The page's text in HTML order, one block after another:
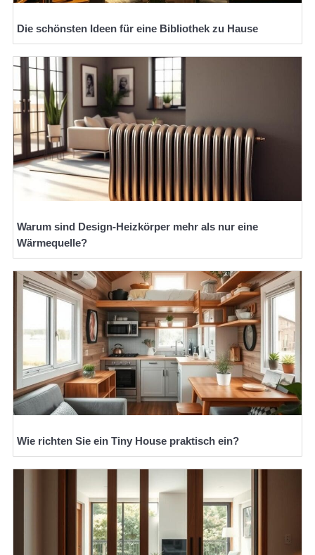
Die schönsten Ideen für eine Bibliothek zu Hause
Warum sind Design-Heizkörper mehr als nur eine
Wärmequelle?
Wie richten Sie ein Tiny House praktisch ein?